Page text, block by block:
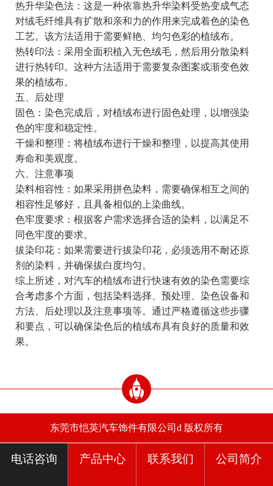
热升华染色法：这是一种依靠热升华染料受热变成气态
对绒毛纤维具有扩散和亲和力的作用来完成着色的染色
工艺。该方法适用于需要鲜艳、均匀色彩的植绒布。
热转印法：采用全面积植入无色绒毛，然后用分散染料
进行热转印。这种方法适用于需要复杂图案或渐变色效
果的植绒布。
五、后处理
固色：染色完成后，对植绒布进行固色处理，以增强染
色的牢度和稳定性。
干燥和整理：将植绒布进行干燥和整理，以提高其使用
寿命和美观度。
六、注意事项
染料相容性：如果采用拼色染料，需要确保相互之间的
相容性足够好，且具备相似的上染曲线。
色牢度要求：根据客户需求选择合适的染料，以满足不
同色牢度的要求。
拔染印花：如果需要进行拔染印花，必须选用不耐还原
剂的染料，并确保拔白度均匀。
综上所述，对汽车的植绒布进行快速有效的染色需要综
合考虑多个方面，包括染料选择、预处理、染色设备和
方法、后处理以及注意事项等。通过严格遵循这些步骤
和要点，可以确保染色后的植绒布具有良好的质量和效
果。
东莞市恺英汽车饰件有限公司d 版权所有
电话咨询 产品中心 联系我们 公司简介